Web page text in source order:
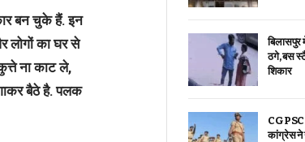
बन चुके हैं. इन
लोगों का घर से
ना काट ले,
बैठे है. पलक
बिलासपुर
ठगे, बस
शिकार
CGPSC
कांग्रेस ने